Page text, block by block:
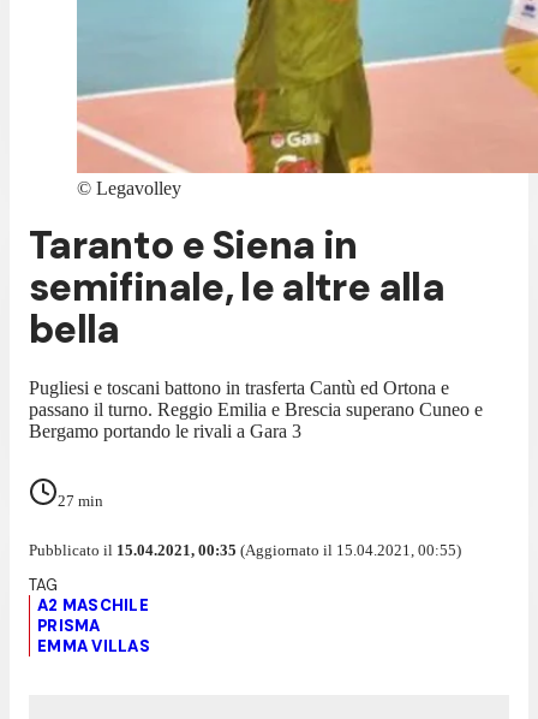
© Legavolley
Taranto e Siena in
semifinale, le altre alla
bella
Pugliesi e toscani battono in trasferta Cantù ed Ortona e
passano il turno. Reggio Emilia e Brescia superano Cuneo e
Bergamo portando le rivali a Gara 3
27 min
Pubblicato il 15.04.2021, 00:35 (Aggiornato il 15.04.2021, 00:55)
A2 MASCHILE
PRISMA
EMMA VILLAS